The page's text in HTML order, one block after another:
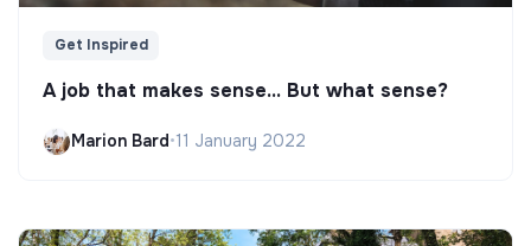
Get Inspired
A job that makes sense... But what sense?
Marion Bard•11 January 2022